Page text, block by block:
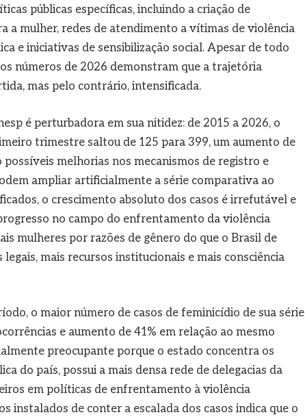
públicas específicas, incluindo a criação de
a mulher, redes de atendimento a vítimas de violência
e iniciativas de sensibilização social. Apesar de todo
números de 2026 demonstram que a trajetória
mas pelo contrário, intensificada.
é perturbadora em sua nitidez: de 2015 a 2026, o
trimestre saltou de 125 para 399, um aumento de
melhorias nos mecanismos de registro e
ampliar artificialmente a série comparativa ao
o crescimento absoluto dos casos é irrefutável e
no campo do enfrentamento da violência
mulheres por razões de gênero do que o Brasil de
mais recursos institucionais e mais consciência
o maior número de casos de feminicídio de sua série
e aumento de 41% em relação ao mesmo
preocupante porque o estado concentra os
do país, possui a mais densa rede de delegacias da
em políticas de enfrentamento à violência
instalados de conter a escalada dos casos indica que o